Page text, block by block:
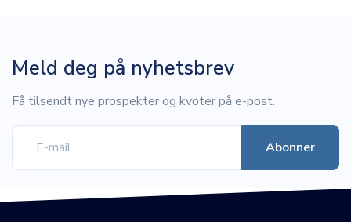
Meld deg på nyhetsbrev
Få tilsendt nye prospekter og kvoter på e-post.